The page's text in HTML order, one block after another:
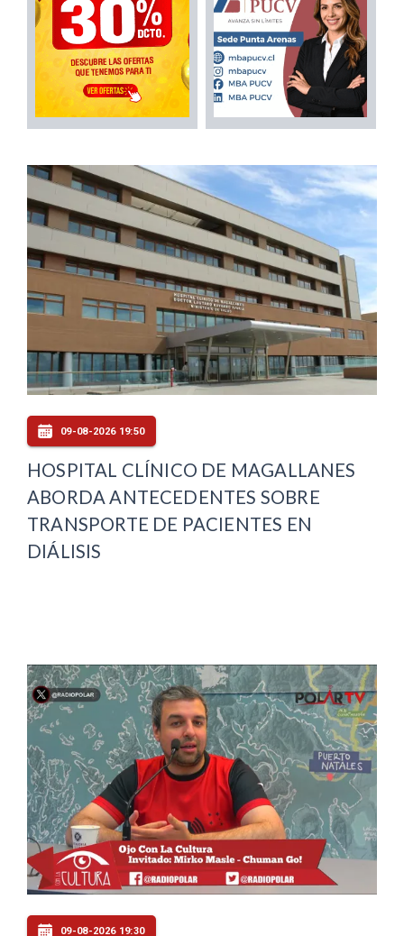
09-08-2026 19:50
HOSPITAL CLÍNICO DE MAGALLANES
ABORDA ANTECEDENTES SOBRE
TRANSPORTE DE PACIENTES EN
DIÁLISIS
09-08-2026 19:30